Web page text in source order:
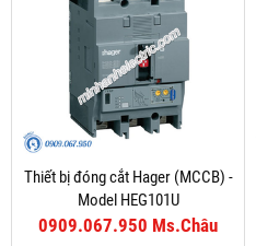
Thiết bị đóng cắt Hager (MCCB) -
Model HEG101U
0909.067.950 Ms.Châu